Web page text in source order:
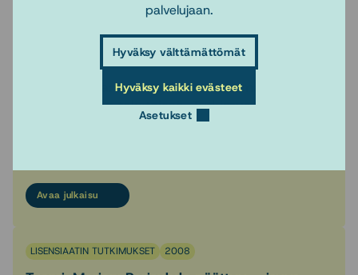
palvelujaan.
Hyväksy välttämättömät
Hyväksy kaikki evästeet
Asetukset
LISENSIAATIN TUTKIMUKSET 2008
Lahtinen, Pia: Perhetyön menetelmät
opiskelijoiden teksteissä. Tutkimus perhetyön
opiskelijoiden menetelmäkuvauksista. Lapsi-
Avaa julkaisu
LISENSIAATIN TUTKIMUKSET 2008